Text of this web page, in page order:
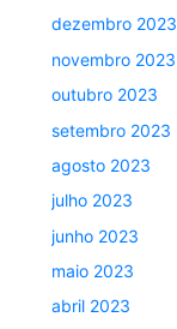
dezembro 2023
novembro 2023
outubro 2023
setembro 2023
agosto 2023
julho 2023
junho 2023
maio 2023
abril 2023